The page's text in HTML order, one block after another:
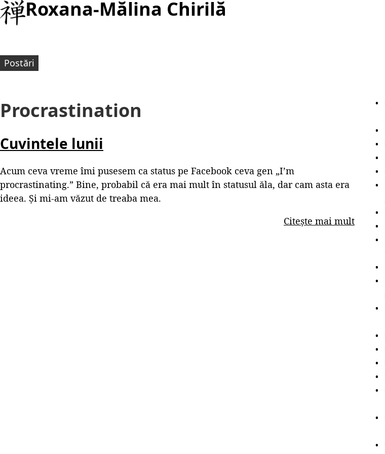
Roxana-Mălina Chirilă
Postări
Procrastination
Cuvintele lunii
Acum ceva vreme îmi pusesem ca status pe Facebook ceva gen „I’m
procrastinating.” Bine, probabil că era mai mult în statusul ăla, dar cam asta era
ideea. Și mi-am văzut de treaba mea.
Citește mai mult